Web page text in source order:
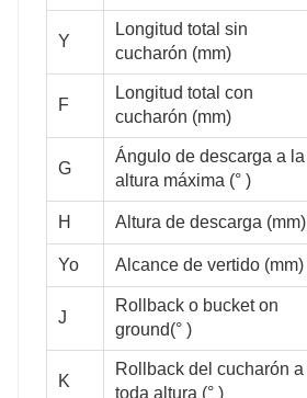
Y
Longitud total sin
cucharón (mm)
F
Longitud total con
cucharón (mm)
G
Ángulo de descarga a la
altura máxima (° )
H Altura de descarga (mm)
Yo Alcance de vertido (mm)
J
Rollback o bucket on
ground(° )
K
Rollback del cucharón a
toda altura (° )
2160
2983
3000